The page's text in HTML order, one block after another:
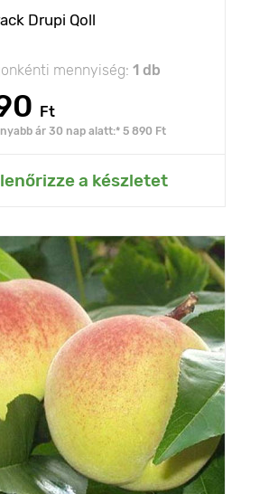
Drupi Qoll
mennyiség: 1 db
Ft
ár 30 nap alatt:* 5 890 Ft
a készletet